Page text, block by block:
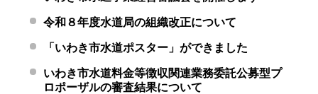
令和８年度水道局の組織改正について
「いわき市水道ポスター」ができました
いわき市水道料金等徴収関連業務委託公募型プ
ロポーザルの審査結果について